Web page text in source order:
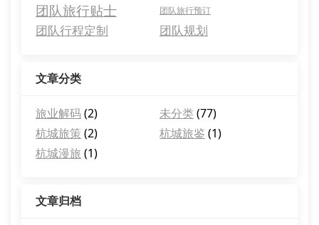
团队旅行贴士 团队旅行预订
团队行程定制 团队规划
文章分类
旅业解码 (2) 未分类(77)
杭城旅策 (2) 杭城旅鉴 (1)
杭城漫旅 (1)
文章归档